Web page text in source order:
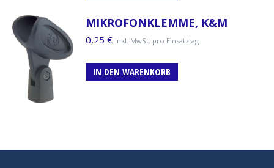
MIKROFONKLEMME, K&M
0,25 € inkl. MwSt. pro Einsatztag
IN DEN WARENKORB